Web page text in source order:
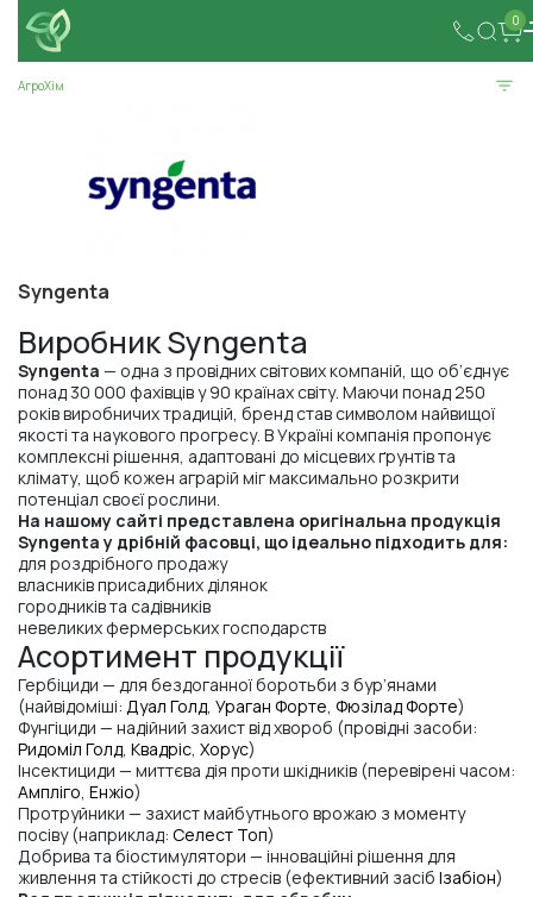
0
АгроХім
Syngenta
Виробник Syngenta
Syngenta — одна з провідних світових компаній, що об’єднує
понад 30 000 фахівців у 90 країнах світу. Маючи понад 250
років виробничих традицій, бренд став символом найвищої
якості та наукового прогресу. В Україні компанія пропонує
комплексні рішення, адаптовані до місцевих ґрунтів та
клімату, щоб кожен аграрій міг максимально розкрити
потенціал своєї рослини.
На нашому сайті представлена оригінальна продукція
Syngenta у дрібній фасовці, що ідеально підходить для:
для роздрібного продажу
власників присадибних ділянок
городників та садівників
невеликих фермерських господарств
Асортимент продукції
Гербіциди — для бездоганної боротьби з бур’янами
(найвідоміші: Дуал Голд, Ураган Форте, Фюзілад Форте)
Фунгіциди — надійний захист від хвороб (провідні засоби:
Ридоміл Голд, Квадріс, Хорус)
Інсектициди — миттєва дія проти шкідників (перевірені часом:
Ампліго, Енжіо)
Протруйники — захист майбутнього врожаю з моменту
посіву (наприклад: Селест Топ)
Добрива та біостимулятори — інноваційні рішення для
живлення та стійкості до стресів (ефективний засіб Ізабіон)